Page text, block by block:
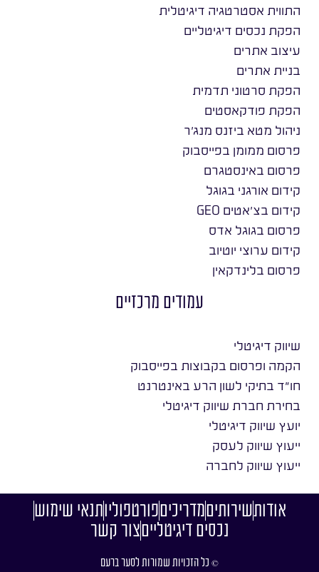
התווית אסטרטגיה דיגיטלית
הפקת נכסים דיגיטליים
עיצוב אתרים
בניית אתרים
הפקת סרטוני תדמית
הפקת פודקאסטים
ניהול מטא ביזנס מנג׳ר
פרסום ממומן בפייסבוק
פרסום באינסטגרם
קידום אורגני בגוגל
קידום בצ׳אטים GEO
פרסום בגוגל אדס
קידום ערוצי יוטיוב
פרסום בלינדקאין
עמודים מרכזיים
שיווק דיגיטלי
הקמה ופרסום בקבוצות בפייסבוק
חו״ד בתיקי לשון הרע באינטרנט
בחירת חברת שיווק דיגיטלי
יועץ שיווק דיגיטלי
ייעוץ שיווק לעסק
ייעוץ שיווק לחברה
אודותשירותיםמדריכיםפורטפוליותנאי שימוש
נכסים דיגיטלייםצור קשר
© כל הזכויות שמורות לסער ברעם